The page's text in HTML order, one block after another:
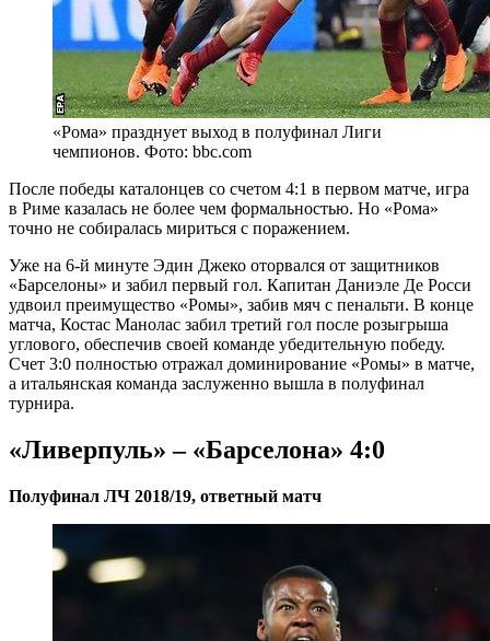
«Рома» празднует выход в полуфинал Лиги
чемпионов. Фото: bbc.com
После победы каталонцев со счетом 4:1 в первом матче, игра
в Риме казалась не более чем формальностью. Но «Рома»
точно не собиралась мириться с поражением.
Уже на 6-й минуте Эдин Джеко оторвался от защитников
«Барселоны» и забил первый гол. Капитан Даниэле Де Росси
удвоил преимущество «Ромы», забив мяч с пенальти. В конце
матча, Костас Манолас забил третий гол после розыгрыша
углового, обеспечив своей команде убедительную победу.
Счет 3:0 полностью отражал доминирование «Ромы» в матче,
а итальянская команда заслуженно вышла в полуфинал
турнира.
«Ливерпуль» – «Барселона» 4:0
Полуфинал ЛЧ 2018/19, ответный матч